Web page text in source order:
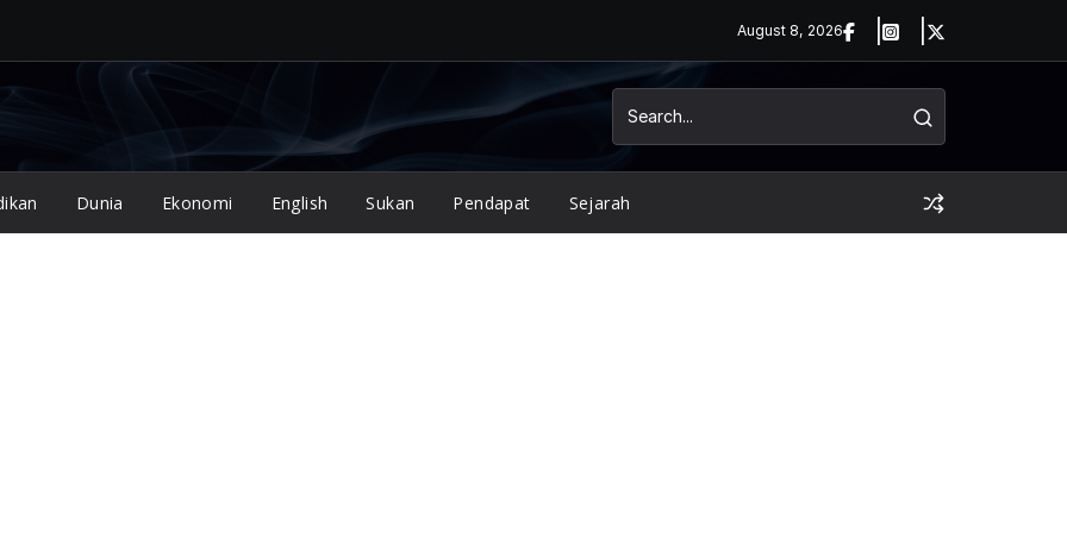
August 8, 2026
Dunia Ekonomi English Sukan Pendapat Sejarah